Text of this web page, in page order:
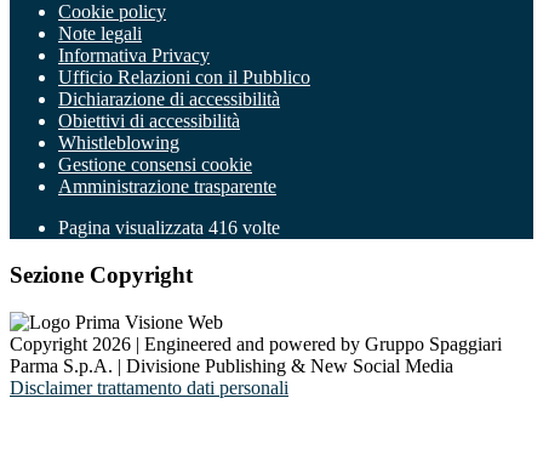
Cookie policy
Note legali
Informativa Privacy
Ufficio Relazioni con il Pubblico
Dichiarazione di accessibilità
Obiettivi di accessibilità
Whistleblowing
Gestione consensi cookie
Amministrazione trasparente
Pagina visualizzata 416 volte
Sezione Copyright
Copyright 2026 | Engineered and powered by Gruppo Spaggiari
Parma S.p.A. | Divisione Publishing & New Social Media
Disclaimer trattamento dati personali